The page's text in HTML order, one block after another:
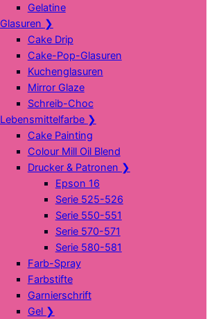
Gelatine
Glasuren ❯
Cake Drip
Cake-Pop-Glasuren
Kuchenglasuren
Mirror Glaze
Schreib-Choc
Lebensmittelfarbe ❯
Cake Painting
Colour Mill Oil Blend
Drucker & Patronen ❯
Epson 16
Serie 525-526
Serie 550-551
Serie 570-571
Serie 580-581
Farb-Spray
Farbstifte
Garnierschrift
Gel ❯